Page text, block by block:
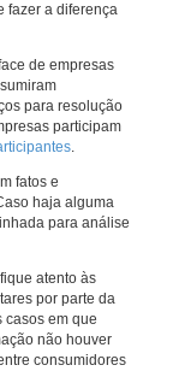
fazer a diferença
de empresas
para resolução
participam
.
fatos e
haja alguma
para análise
atento às
por parte da
casos em que
não houver
consumidores